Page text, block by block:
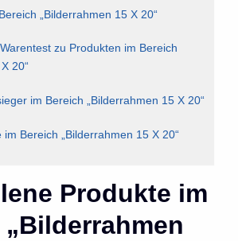
„Bilderrahmen 15 X 20“
zu Produkten im Bereich
20“
im Bereich „Bilderrahmen 15 X 20“
Bereich „Bilderrahmen 15 X 20“
Produkte im